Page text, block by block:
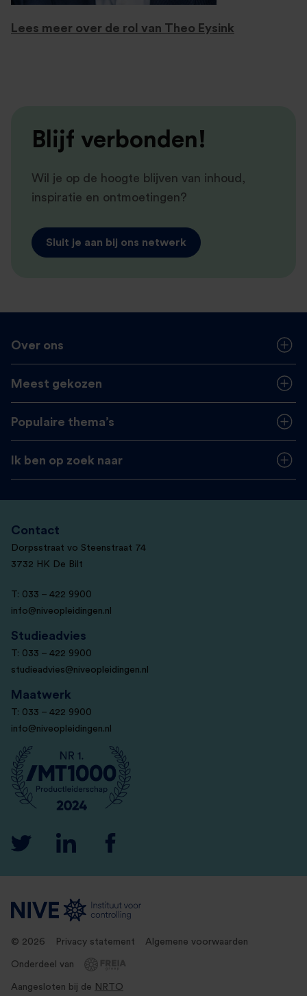
Lees meer over de rol van Theo Eysink
Blijf verbonden!
Wil je op de hoogte blijven van inhoud,
inspiratie en ontmoetingen?
Sluit je aan bij ons netwerk
Over ons
Meest gekozen
Populaire thema’s
Ik ben op zoek naar
Contact
Dorpsstraat vo Steenstraat 74
3732 HK De Bilt
T: 033 – 422 9900
info@niveopleidingen.nl
Studieadvies
T: 033 – 422 9900
studieadvies@niveopleidingen.nl
Maatwerk
T: 033 – 422 9900
info@niveopleidingen.nl
© 2026 Privacy statement Algemene voorwaarden
Onderdeel van
Aangesloten bij de NRTO